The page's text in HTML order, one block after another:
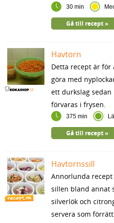
30 min
Gå till recept
Havtorn
Detta recept är för
göra med
ett durkslag sedan
förvaras i frysen.
375 min
Gå till recept
Havtornssill
Annorlunda
sillen bland annat
silverlök och
servera som